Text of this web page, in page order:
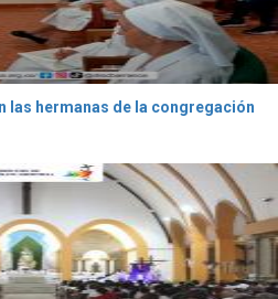
las hermanas de la congregación